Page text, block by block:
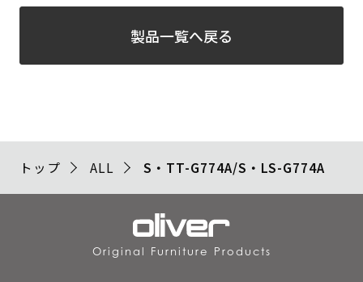
製品一覧へ戻る
トップ ALL S・TT-G774A/S・LS-G774A
Original Furniture Products